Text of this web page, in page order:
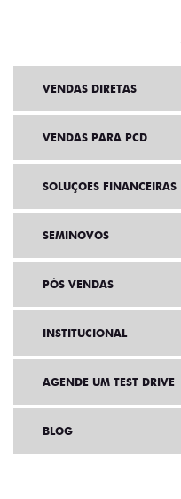
VENDAS DIRETAS
VENDAS PARA PCD
SOLUÇÕES FINANCEIRAS
SEMINOVOS
PÓS VENDAS
INSTITUCIONAL
AGENDE UM TEST DRIVE
BLOG